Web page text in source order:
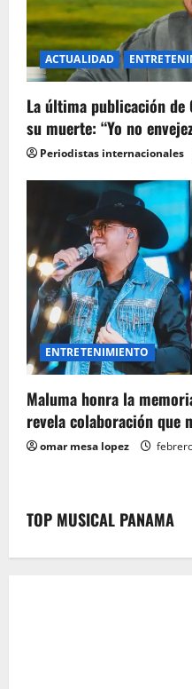
ACTUALIDAD
La última publicación de
su muerte: “Yo no
Periodistas internacionales
ENTRETENIMIENTO
Maluma honra la
revela colaboración que
omar mesa lopez
TOP MUSICAL PANAMA